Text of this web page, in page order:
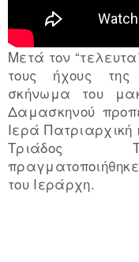
Μετά τον
τους ήχους της
σκήνωμα του
Δαμασκηνού
Ιερά
Τριάδος
του Ιεράρχη.